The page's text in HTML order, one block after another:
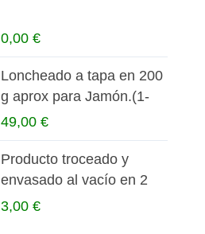
0,00 €
Loncheado a tapa en 200
g aprox para Jamón.(1-
3...
49,00 €
Producto troceado y
envasado al vacío en 2
partes
3,00 €